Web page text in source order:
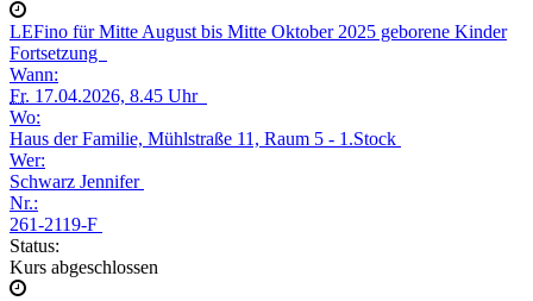
LEFino für Mitte August bis Mitte Oktober 2025 geborene Kinder
Fortsetzung
Wann:
Fr. 17.04.2026, 8.45 Uhr
Wo:
Haus der Familie, Mühlstraße 11, Raum 5 - 1.Stock
Wer:
Schwarz Jennifer
Nr.:
261-2119-F
Status:
Kurs abgeschlossen